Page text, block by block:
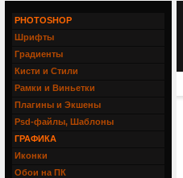
PHOTOSHOP
Шрифты
Градиенты
Кисти и Стили
Рамки и Виньетки
Плагины и Экшены
Psd-файлы, Шаблоны
ГРАФИКА
Иконки
Обои на ПК